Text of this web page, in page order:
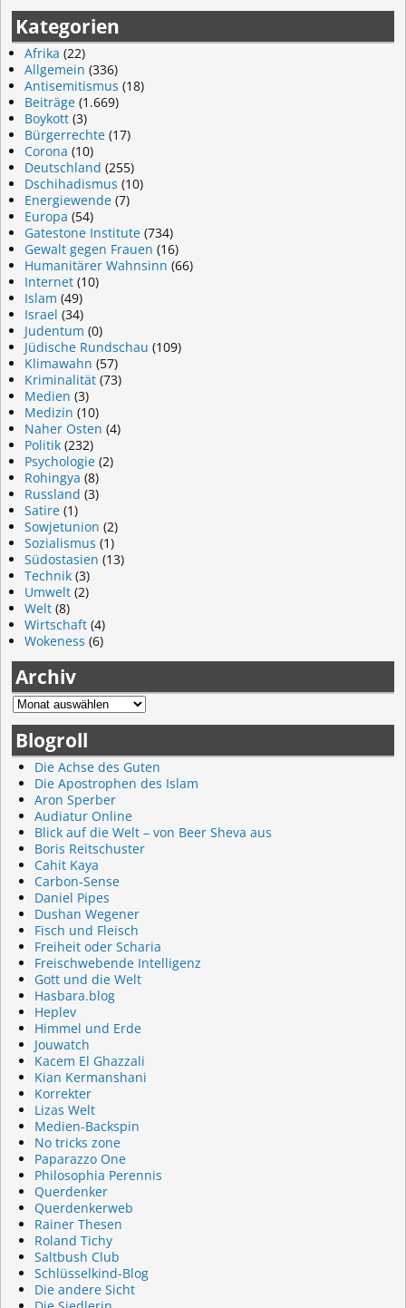
Kategorien
Afrika (22)
Allgemein (336)
Antisemitismus (18)
Beiträge (1.669)
Boykott (3)
Bürgerrechte (17)
Corona (10)
Deutschland (255)
Dschihadismus (10)
Energiewende (7)
Europa (54)
Gatestone Institute (734)
Gewalt gegen Frauen (16)
Humanitärer Wahnsinn (66)
Internet (10)
Islam (49)
Israel (34)
Judentum (0)
Jüdische Rundschau (109)
Klimawahn (57)
Kriminalität (73)
Medien (3)
Medizin (10)
Naher Osten (4)
Politik (232)
Psychologie (2)
Rohingya (8)
Russland (3)
Satire (1)
Sowjetunion (2)
Sozialismus (1)
Südostasien (13)
Technik (3)
Umwelt (2)
Welt (8)
Wirtschaft (4)
Wokeness (6)
Archiv
Blogroll
Die Achse des Guten
Die Apostrophen des Islam
Aron Sperber
Audiatur Online
Blick auf die Welt – von Beer Sheva aus
Boris Reitschuster
Cahit Kaya
Carbon-Sense
Daniel Pipes
Dushan Wegener
Fisch und Fleisch
Freiheit oder Scharia
Freischwebende Intelligenz
Gott und die Welt
Hasbara.blog
Heplev
Himmel und Erde
Jouwatch
Kacem El Ghazzali
Kian Kermanshani
Korrekter
Lizas Welt
Medien-Backspin
No tricks zone
Paparazzo One
Philosophia Perennis
Querdenker
Querdenkerweb
Rainer Thesen
Roland Tichy
Saltbush Club
Schlüsselkind-Blog
Die andere Sicht